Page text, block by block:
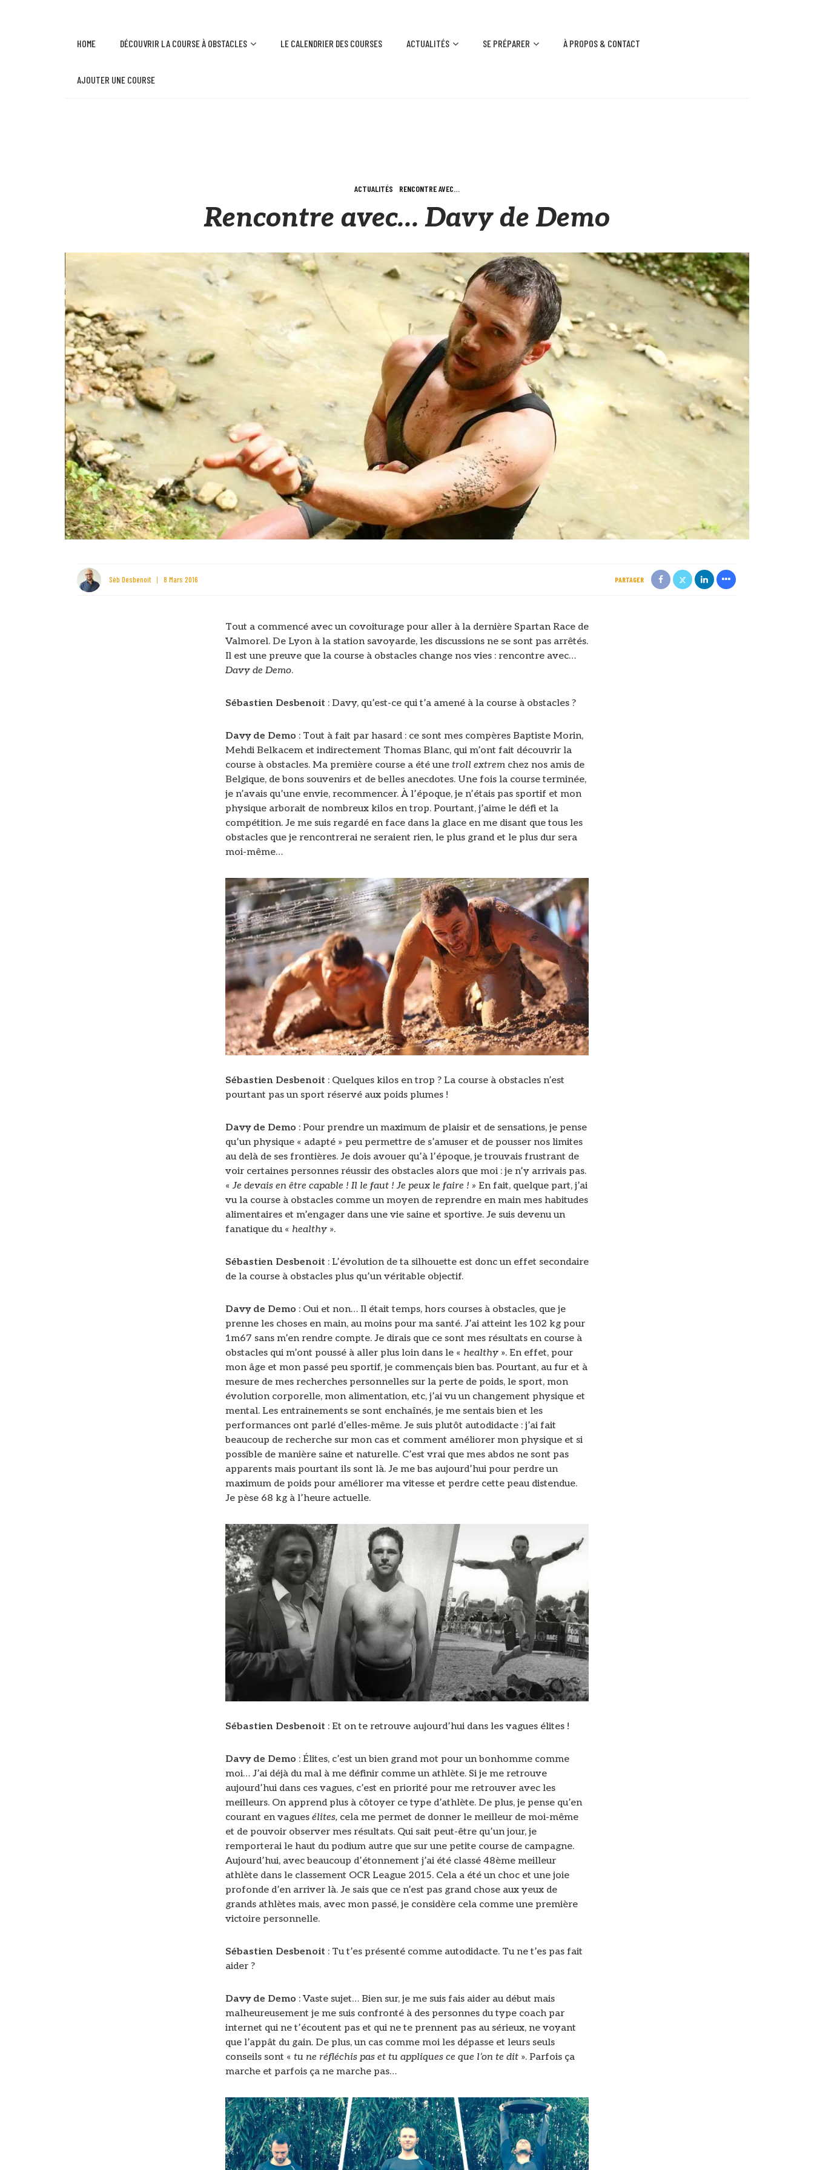
HOME DÉCOUVRIR LA COURSE À OBSTACLES LE CALENDRIER DES COURSES ACTUALITÉS SE PRÉPARER À PROPOS & CONTACT
AJOUTER UNE COURSE
ACTUALITÉS RENCONTRE AVEC…
Rencontre avec… Davy de Demo
Sèb Desbenoit 8 Mars 2016 PARTAGER
Tout a commencé avec un covoiturage pour aller à la dernière Spartan Race de
Valmorel. De Lyon à la station savoyarde, les discussions ne se sont pas arrêtés.
Il est une preuve que la course à obstacles change nos vies : rencontre avec…
Davy de Demo.
Sébastien Desbenoit : Davy, qu’est-ce qui t’a amené à la course à obstacles ?
Davy de Demo : Tout à fait par hasard : ce sont mes compères Baptiste Morin,
Mehdi Belkacem et indirectement Thomas Blanc, qui m’ont fait découvrir la
course à obstacles. Ma première course a été une troll extrem chez nos amis de
Belgique, de bons souvenirs et de belles anecdotes. Une fois la course terminée,
je n’avais qu’une envie, recommencer. À l’époque, je n’étais pas sportif et mon
physique arborait de nombreux kilos en trop. Pourtant, j’aime le défi et la
compétition. Je me suis regardé en face dans la glace en me disant que tous les
obstacles que je rencontrerai ne seraient rien, le plus grand et le plus dur sera
moi-même…
Sébastien Desbenoit : Quelques kilos en trop ? La course à obstacles n’est
pourtant pas un sport réservé aux poids plumes !
Davy de Demo : Pour prendre un maximum de plaisir et de sensations, je pense
qu’un physique « adapté » peu permettre de s’amuser et de pousser nos limites
au delà de ses frontières. Je dois avouer qu’à l’époque, je trouvais frustrant de
voir certaines personnes réussir des obstacles alors que moi : je n’y arrivais pas.
«Je devais en être capable ! Il le faut ! Je peux le faire ! » En fait, quelque part, j’ai
vu la course à obstacles comme un moyen de reprendre en main mes habitudes
alimentaires et m’engager dans une vie saine et sportive. Je suis devenu un
fanatique du « healthy ».
Sébastien Desbenoit : L’évolution de ta silhouette est donc un effet secondaire
de la course à obstacles plus qu’un véritable objectif.
Davy de Demo : Oui et non… Il était temps, hors courses à obstacles, que je
prenne les choses en main, au moins pour ma santé. J’ai atteint les 102 kg pour
1m67 sans m’en rendre compte. Je dirais que ce sont mes résultats en course à
obstacles qui m’ont poussé à aller plus loin dans le « healthy ». En effet, pour
mon âge et mon passé peu sportif, je commençais bien bas. Pourtant, au fur et à
mesure de mes recherches personnelles sur la perte de poids, le sport, mon
évolution corporelle, mon alimentation, etc, j’ai vu un changement physique et
mental. Les entrainements se sont enchaînés, je me sentais bien et les
performances ont parlé d’elles-même. Je suis plutôt autodidacte : j’ai fait
beaucoup de recherche sur mon cas et comment améliorer mon physique et si
possible de manière saine et naturelle. C’est vrai que mes abdos ne sont pas
apparents mais pourtant ils sont là. Je me bas aujourd’hui pour perdre un
maximum de poids pour améliorer ma vitesse et perdre cette peau distendue.
Je pèse 68 kg à l’heure actuelle.
Sébastien Desbenoit : Et on te retrouve aujourd’hui dans les vagues élites !
Davy de Demo : Élites, c’est un bien grand mot pour un bonhomme comme
moi… J’ai déjà du mal à me définir comme un athlète. Si je me retrouve
aujourd’hui dans ces vagues, c’est en priorité pour me retrouver avec les
meilleurs. On apprend plus à côtoyer ce type d’athlète. De plus, je pense qu’en
courant en vagues élites, cela me permet de donner le meilleur de moi-même
et de pouvoir observer mes résultats. Qui sait peut-être qu’un jour, je
remporterai le haut du podium autre que sur une petite course de campagne.
Aujourd’hui, avec beaucoup d’étonnement j’ai été classé 48ème meilleur
athlète dans le classement OCR League 2015. Cela a été un choc et une joie
profonde d’en arriver là. Je sais que ce n’est pas grand chose aux yeux de
grands athlètes mais, avec mon passé, je considère cela comme une première
victoire personnelle.
Sébastien Desbenoit : Tu t’es présenté comme autodidacte. Tu ne t’es pas fait
aider ?
Davy de Demo : Vaste sujet… Bien sur, je me suis fais aider au début mais
malheureusement je me suis confronté à des personnes du type coach par
internet qui ne t’écoutent pas et qui ne te prennent pas au sérieux, ne voyant
que l’appât du gain. De plus, un cas comme moi les dépasse et leurs seuls
conseils sont « tu ne réfléchis pas et tu appliques ce que l’on te dit ». Parfois ça
marche et parfois ça ne marche pas…